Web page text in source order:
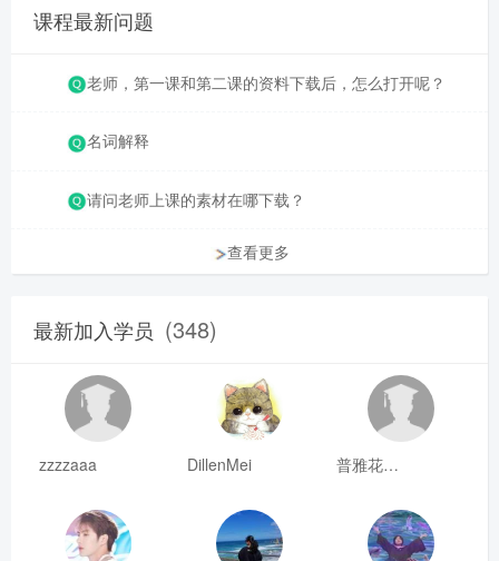
课程最新问题
老师，第一课和第二课的资料下载后，怎么打开呢？
名词解释
请问老师上课的素材在哪下载？
查看更多
最新加入学员 (348)
zzzzaaa DillenMei 普雅花qya